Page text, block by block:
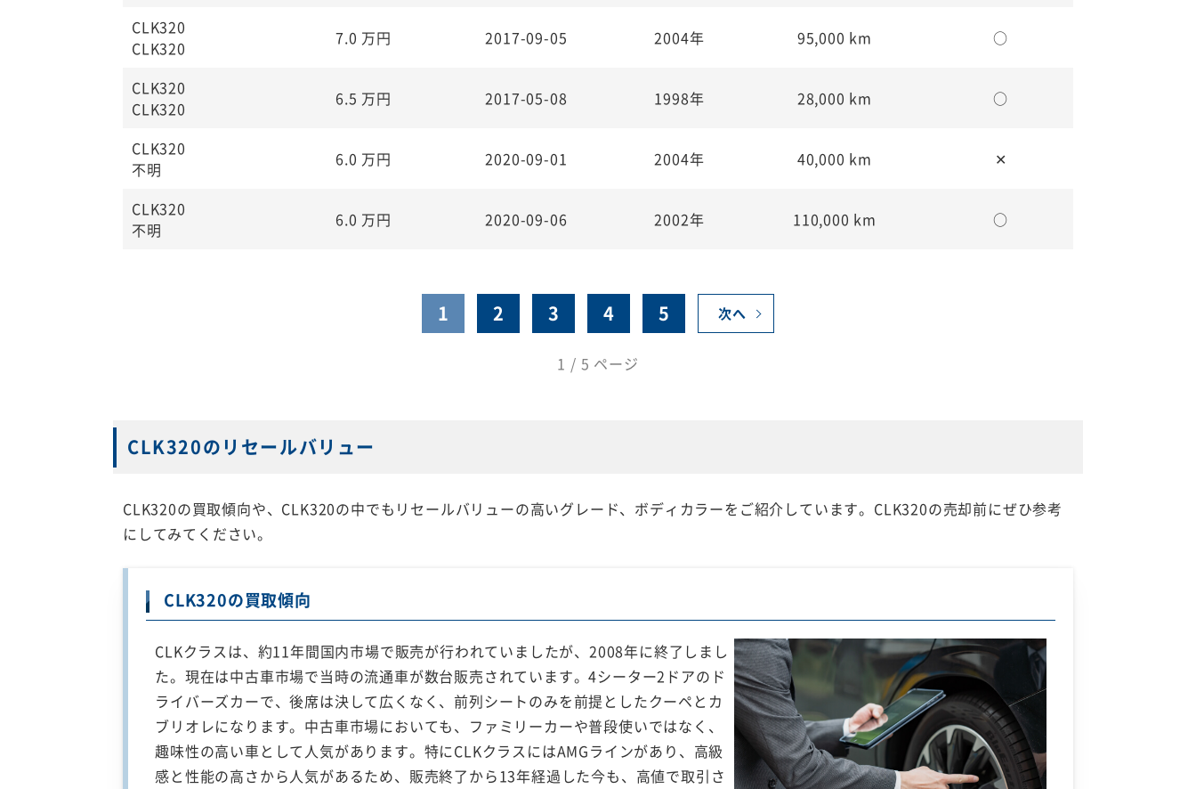
CLK320
CLK320
7.0 万円 2017-09-05 2004年 95,000 km ○
CLK320
CLK320
6.5 万円 2017-05-08 1998年 28,000 km ○
CLK320
不明
6.0 万円 2020-09-01 2004年 40,000 km ✕
CLK320
不明
6.0 万円 2020-09-06 2002年 110,000 km ○
1 2 3 4 5 次へ
1 / 5 ページ
CLK320のリセールバリュー
CLK320の買取傾向や、CLK320の中でもリセールバリューの高いグレード、ボディカラーをご紹介しています。CLK320の売却前にぜひ参考
にしてみてください。
CLK320の買取傾向
CLKクラスは、約11年間国内市場で販売が行われていましたが、2008年に終了しまし
た。現在は中古車市場で当時の流通車が数台販売されています。4シーター2ドアのド
ライバーズカーで、後席は決して広くなく、前列シートのみを前提としたクーペとカ
ブリオレになります。中古車市場においても、ファミリーカーや普段使いではなく、
趣味性の高い車として人気があります。特にCLKクラスにはAMGラインがあり、高級
感と性能の高さから人気があるため、販売終了から13年経過した今も、高値で取引さ